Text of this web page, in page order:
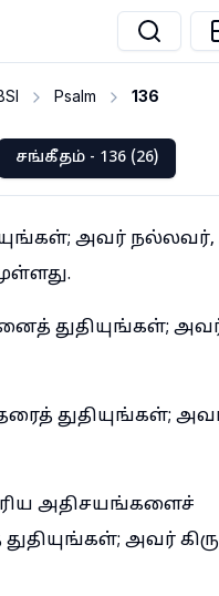
Psalm 136
சங்கீதம் - 136 (26)
அவர்
துதியுங்கள்;
துதியுங்கள்;
அதிசயங்களைச்
அவர்